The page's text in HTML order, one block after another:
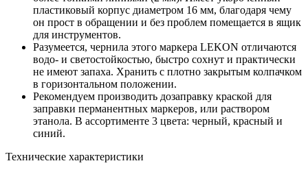
пластиковый корпус диаметром 16 мм, благодаря чему
он прост в обращении и без проблем помещается в ящик
для инструментов.
Разумеется, чернила этого маркера LEKON отличаются
водо- и светостойкостью, быстро сохнут и практически
не имеют запаха. Хранить с плотно закрытым колпачком
в горизонтальном положении.
Рекомендуем производить дозаправку краской для
заправки перманентных маркеров, или раствором
этанола. В ассортименте 3 цвета: черный, красный и
синий.
Технические характеристики